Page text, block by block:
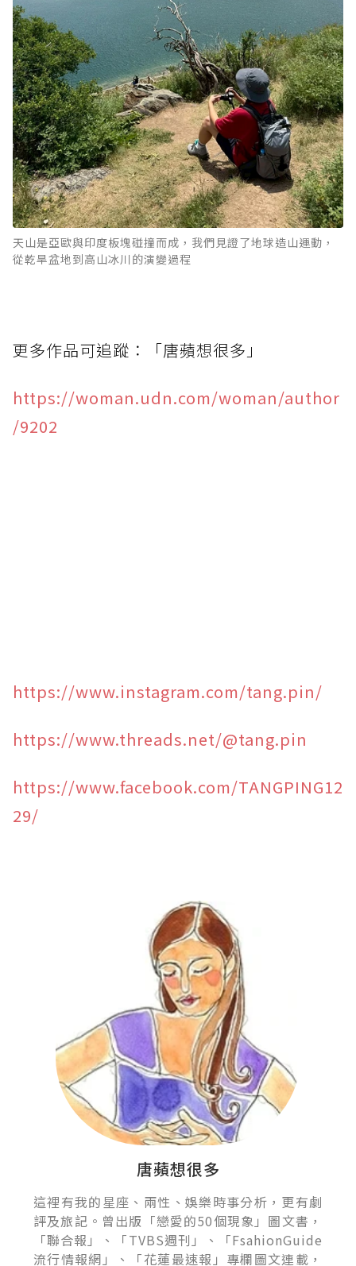
天山是亞歐與印度板塊碰撞而成，我們見證了地球造山運動，
從乾旱盆地到高山冰川的演變過程
更多作品可追蹤：「唐蘋想很多」
https://woman.udn.com/woman/author
/9202
https://www.instagram.com/tang.pin/
https://www.threads.net/@tang.pin
https://www.facebook.com/TANGPING12
29/
唐蘋想很多
這裡有我的星座、兩性、娛樂時事分析，更有劇
評及旅記。曾出版「戀愛的50個現象」圖文書，
「聯合報」、「TVBS週刊」、「FsahionGuide
流行情報網」、「花蓮最速報」專欄圖文連載，